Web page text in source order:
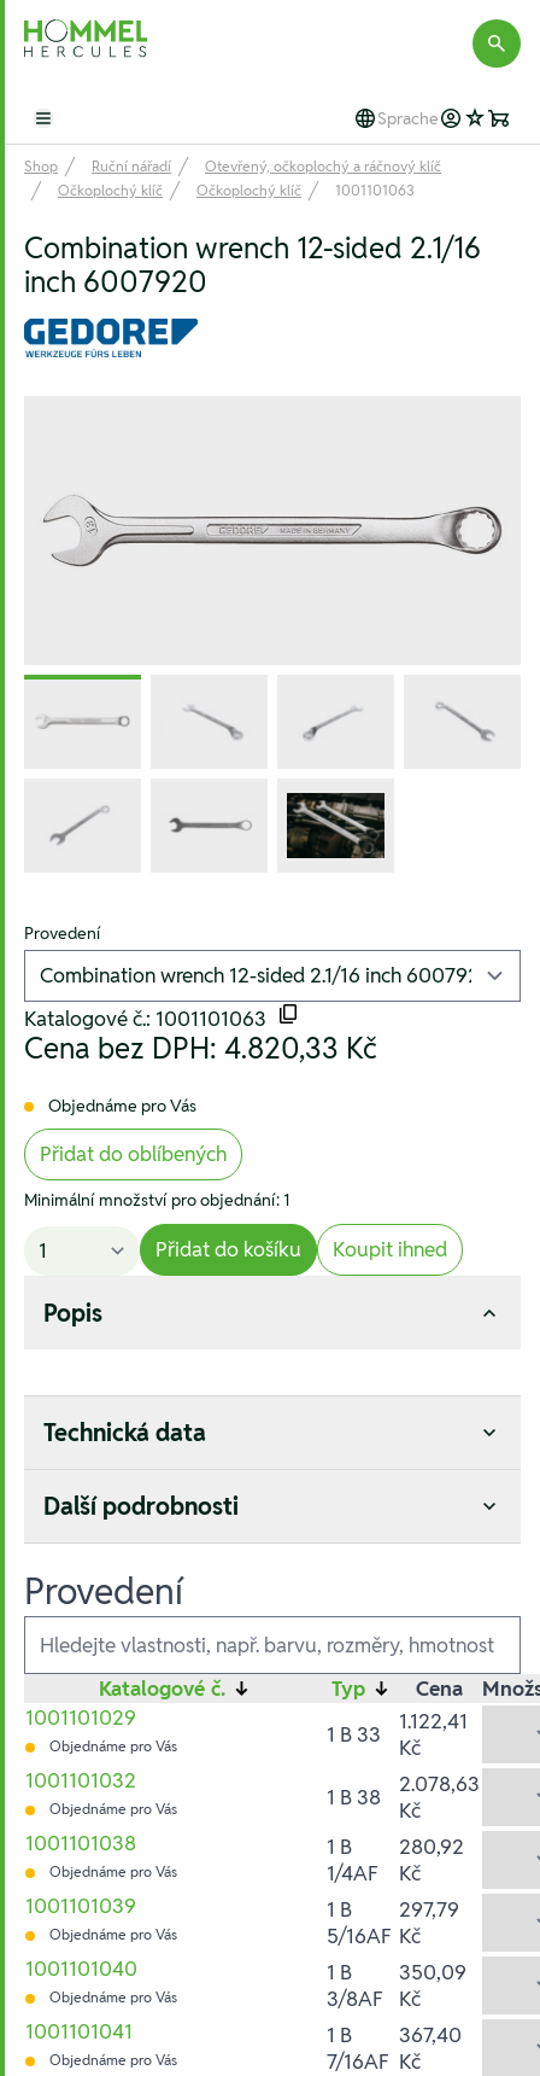
Hommel Hercules
Open main menu Sprache
Shop Ruční nářadí
Otevřený, očkoplochý a ráčnový klíč
Očkoplochý klíč
Očkoplochý klíč 1001101063
Combination wrench 12-sided 2.1/16
inch 6007920
Provedení
Katalogové č.: 1001101063
Cena bez DPH: 4.820,33 Kč
Objednáme pro Vás
Přidat do oblíbených
Minimální množství pro objednání: 1
Přidat do košíku Koupit ihned
Popis
Technická data
Další podrobnosti
Provedení
Ausführungen
Katalogové č. ↓ Typ ↓ Cena
1001101029
Objednáme pro Vás 1 B 33
1.122,41
Kč
1001101032
Objednáme pro Vás 1 B 38
2.078,63
Kč
1001101038
Objednáme pro Vás
1 B
1/4AF
280,92
Kč
1001101039
Objednáme pro Vás
1 B
5/16AF
297,79
Kč
1001101040
Objednáme pro Vás
1 B
3/8AF
350,09
Kč
1001101041
Objednáme pro Vás
1 B
7/16AF
367,40
Kč